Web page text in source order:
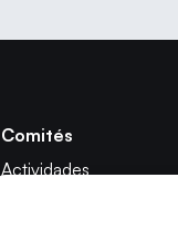
Comités
Actividades